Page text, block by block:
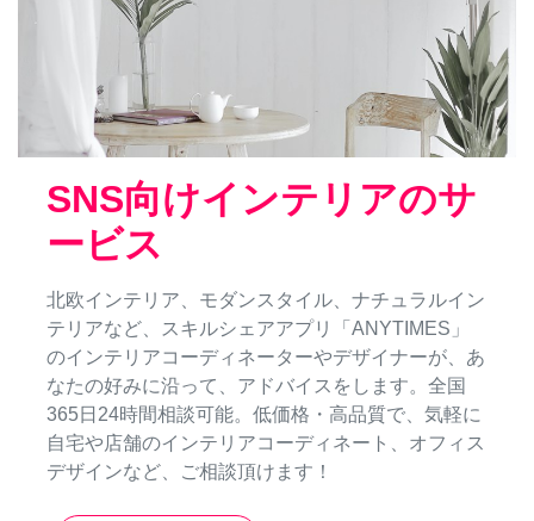
SNS向けインテリアのサ
ービス
北欧インテリア、モダンスタイル、ナチュラルイン
テリアなど、スキルシェアアプリ「ANYTIMES」
のインテリアコーディネーターやデザイナーが、あ
なたの好みに沿って、アドバイスをします。全国
365日24時間相談可能。低価格・高品質で、気軽に
自宅や店舗のインテリアコーディネート、オフィス
デザインなど、ご相談頂けます！